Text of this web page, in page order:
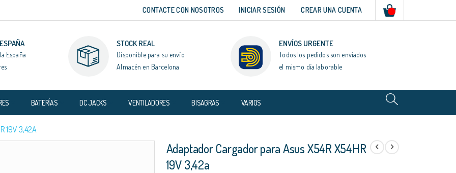
CONTACTE CON NOSOTROS INICIAR SESIÓN CREAR UNA CUENTA
España
STOCK REAL
Disponible para su envío
Almacén en Barcelona
ENVÍOS URGENTE
Todos los pedidos son enviados
el mismo día laborable
BATERÍAS DC JACKS VENTILADORES BISAGRAS VARIOS
19V 3,42A
Adaptador Cargador para Asus X54R X54HR
19V 3,42a